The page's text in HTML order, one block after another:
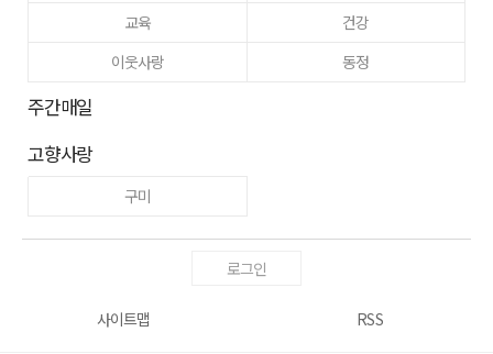
교육
건강
이웃사랑
동정
주간매일
고향사랑
구미
로그인
사이트맵 RSS